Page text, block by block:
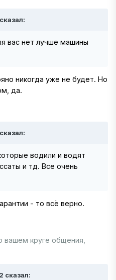
вас нет лучше машины
никогда уже не будет. Но
да.
водили и водят
и тд. Все очень
- то всё верно.
вашем круге общения,
сказал: